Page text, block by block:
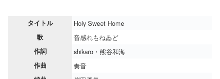
タイトル Holy Sweet Home
歌 音感れもねゐど
作詞 shikaro・熊谷和海
作曲 奏音